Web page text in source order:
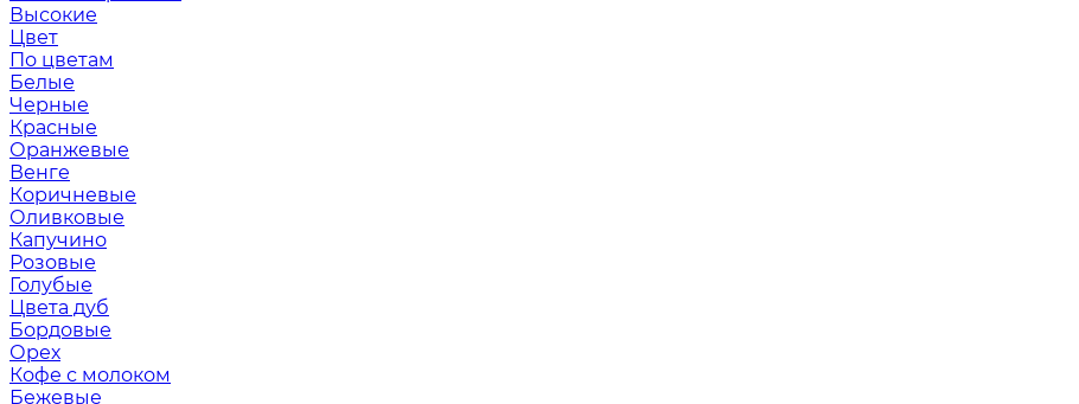
Высокие
Цвет
По цветам
Белые
Черные
Красные
Оранжевые
Венге
Коричневые
Оливковые
Капучино
Розовые
Голубые
Цвета дуб
Бордовые
Орех
Кофе с молоком
Бежевые